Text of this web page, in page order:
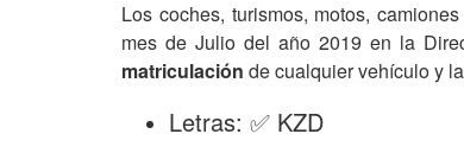
Los coches, turismos, motos,
mes de Julio del año 2019 en la
matriculación de cualquier vehículo y la
Letras: ✅ KZD